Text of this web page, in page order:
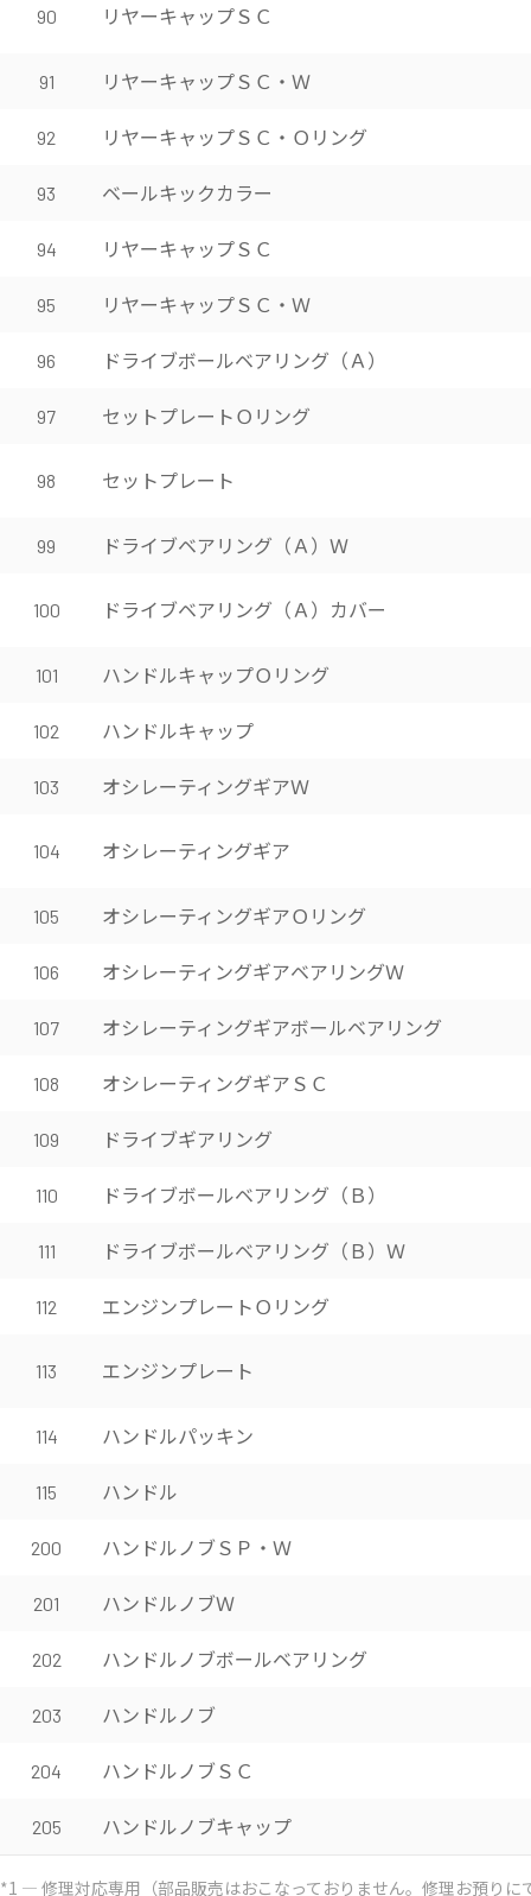
90 リヤーキャップＳＣ
91 リヤーキャップＳＣ・Ｗ
92 リヤーキャップＳＣ・Ｏリング
93 ベールキックカラー
94 リヤーキャップＳＣ
95 リヤーキャップＳＣ・Ｗ
96 ドライブボールベアリング（Ａ）
97 セットプレートＯリング
98 セットプレート
99 ドライブベアリング（Ａ）Ｗ
100 ドライブベアリング（Ａ）カバー
101 ハンドルキャップＯリング
102 ハンドルキャップ
103 オシレーティングギアＷ
104 オシレーティングギア
105 オシレーティングギアＯリング
106 オシレーティングギアベアリングＷ
107 オシレーティングギアボールベアリング
108 オシレーティングギアＳＣ
109 ドライブギアリング
110 ドライブボールベアリング（Ｂ）
111 ドライブボールベアリング（Ｂ）Ｗ
112 エンジンプレートＯリング
113 エンジンプレート
114 ハンドルパッキン
115 ハンドル
200 ハンドルノブＳＰ・Ｗ
201 ハンドルノブＷ
202 ハンドルノブボールベアリング
203 ハンドルノブ
204 ハンドルノブＳＣ
205 ハンドルノブキャップ
*1 ― 修理対応専用（部品販売はおこなっておりません。修理お預りに